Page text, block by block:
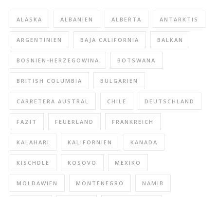
ALASKA ALBANIEN ALBERTA ANTARKTIS
ARGENTINIEN BAJA CALIFORNIA BALKAN
BOSNIEN-HERZEGOWINA BOTSWANA
BRITISH COLUMBIA BULGARIEN
CARRETERA AUSTRAL CHILE DEUTSCHLAND
FAZIT FEUERLAND FRANKREICH
KALAHARI KALIFORNIEN KANADA
KISCHDLE KOSOVO MEXIKO
MOLDAWIEN MONTENEGRO NAMIB